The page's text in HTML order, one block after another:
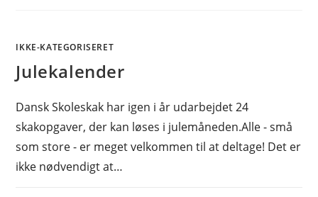
IKKE-KATEGORISERET
Julekalender
Dansk Skoleskak har igen i år udarbejdet 24
skakopgaver, der kan løses i julemåneden.Alle - små
som store - er meget velkommen til at deltage! Det er
ikke nødvendigt at…